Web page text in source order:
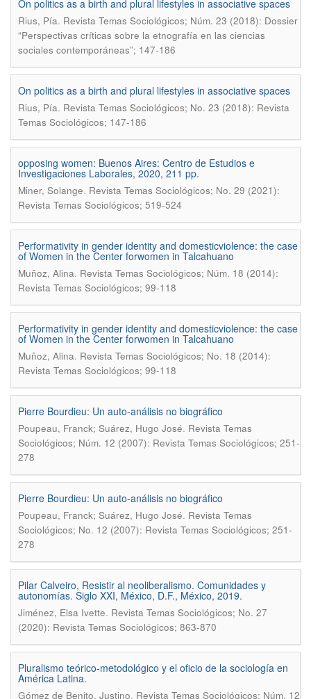
On politics as a birth and plural lifestyles in associative spaces
Rius, Pía. Revista Temas Sociológicos; Núm. 23 (2018): Dossier
“Perspectivas críticas sobre la etnografía en las ciencias
sociales contemporáneas”; 147-186
On politics as a birth and plural lifestyles in associative spaces
Rius, Pí­a. Revista Temas Sociológicos; No. 23 (2018): Revista
Temas Sociológicos; 147-186
opposing women: Buenos Aires: Centro de Estudios e
Investigaciones Laborales, 2020, 211 pp.
Miner, Solange. Revista Temas Sociológicos; No. 29 (2021):
Revista Temas Sociológicos; 519-524
Performativity in gender identity and domesticviolence: the case
of Women in the Center forwomen in Talcahuano
Muñoz, Alina. Revista Temas Sociológicos; Núm. 18 (2014):
Revista Temas Sociológicos; 99-118
Performativity in gender identity and domesticviolence: the case
of Women in the Center forwomen in Talcahuano
Muñoz, Alina. Revista Temas Sociológicos; No. 18 (2014):
Revista Temas Sociológicos; 99-118
Pierre Bourdieu: Un auto-análisis no biográfico
Poupeau, Franck; Suárez, Hugo José. Revista Temas
Sociológicos; Núm. 12 (2007): Revista Temas Sociológicos; 251-
278
Pierre Bourdieu: Un auto-análisis no biográfico
Poupeau, Franck; Suárez, Hugo José. Revista Temas
Sociológicos; No. 12 (2007): Revista Temas Sociológicos; 251-
278
Pilar Calveiro, Resistir al neoliberalismo. Comunidades y
autonomí­as. Siglo XXI, México, D.F., México, 2019.
Jiménez, Elsa Ivette. Revista Temas Sociológicos; No. 27
(2020): Revista Temas Sociológicos; 863-870
Pluralismo teórico-metodológico y el oficio de la sociología en
América Latina.
Gómez de Benito, Justino. Revista Temas Sociológicos; Núm. 12